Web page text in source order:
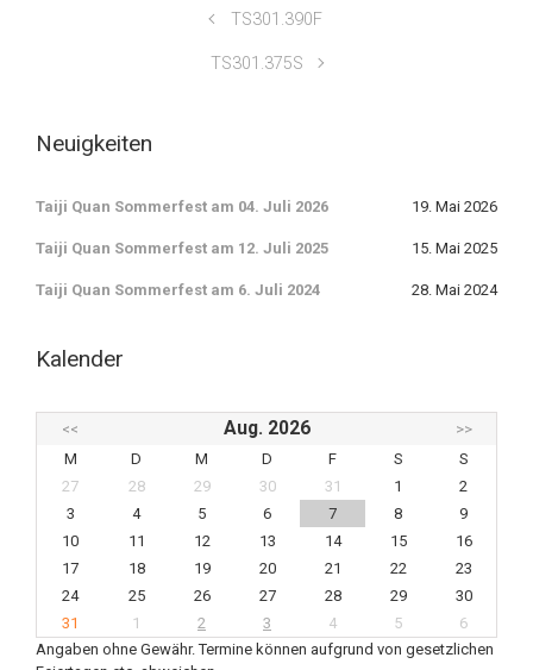
TS301.390F
TS301.375S
Neuigkeiten
Taiji Quan Sommerfest am 04. Juli 2026 19. Mai 2026
Taiji Quan Sommerfest am 12. Juli 2025 15. Mai 2025
Taiji Quan Sommerfest am 6. Juli 2024 28. Mai 2024
Kalender
<< Aug. 2026
>>
M
D M D F S
S
27
28 29 30 31 1
2
3
4 5 6 7 8
9
10
11 12 13 14 15
16
17
18 19 20 21 22
23
24
25 26 27 28 29
30
31
1 2 3 4 5
6
Angaben ohne Gewähr. Termine können aufgrund von gesetzlichen